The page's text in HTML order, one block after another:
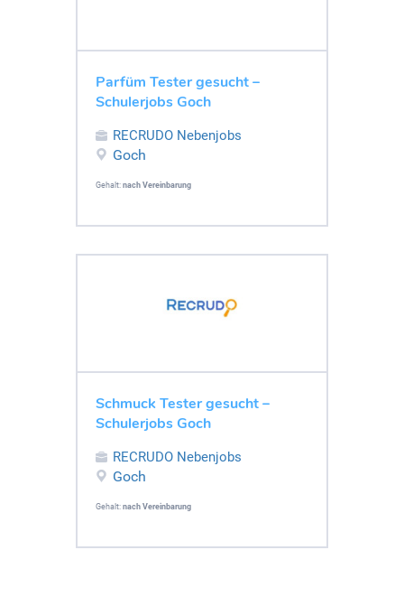
Parfüm Tester gesucht –
Schulerjobs Goch
RECRUDO Nebenjobs
Goch
Gehalt: nach Vereinbarung
Schmuck Tester gesucht –
Schulerjobs Goch
RECRUDO Nebenjobs
Goch
Gehalt: nach Vereinbarung